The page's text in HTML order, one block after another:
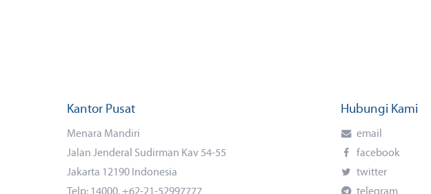
Kantor Pusat
Menara Mandiri
Jalan Jenderal Sudirman Kav 54-55
Jakarta 12190 Indonesia
Hubungi Kami
email
facebook
twitter